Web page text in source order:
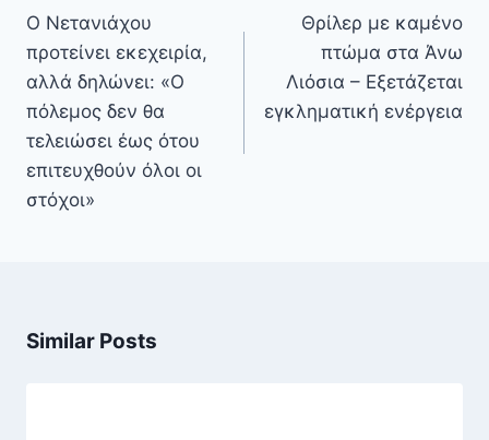
άρθρων
Ο Νετανιάχου
προτείνει εκεχειρία,
αλλά δηλώνει: «Ο
πόλεμος δεν θα
τελειώσει έως ότου
επιτευχθούν όλοι οι
στόχοι»
Θρίλερ με καμένο
πτώμα στα Άνω
Λιόσια – Εξετάζεται
εγκληματική ενέργεια
Similar Posts